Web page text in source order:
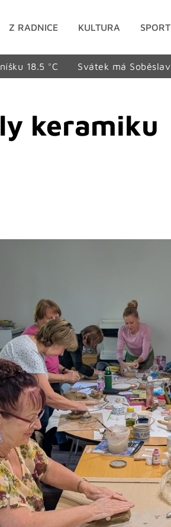
Z RADNICE KULTURA SPORT
18.5 °C Svátek má Soběslav
keramiku